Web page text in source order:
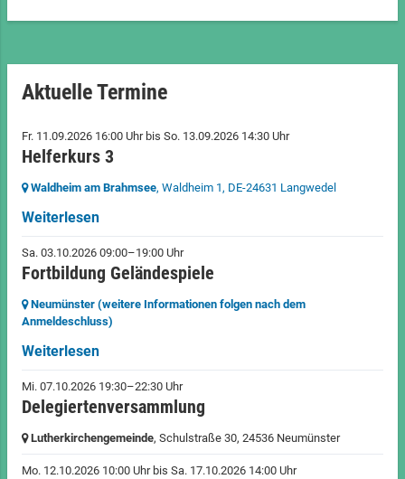
Aktuelle Termine
Fr. 11.09.2026 16:00 Uhr bis So. 13.09.2026 14:30 Uhr
Helferkurs 3
Waldheim am Brahmsee, Waldheim 1, DE-24631 Langwedel
Weiterlesen
Sa. 03.10.2026 09:00–19:00 Uhr
Fortbildung Geländespiele
Neumünster (weitere Informationen folgen nach dem
Anmeldeschluss)
Weiterlesen
Mi. 07.10.2026 19:30–22:30 Uhr
Delegiertenversammlung
Lutherkirchengemeinde, Schulstraße 30, 24536 Neumünster
Mo. 12.10.2026 10:00 Uhr bis Sa. 17.10.2026 14:00 Uhr